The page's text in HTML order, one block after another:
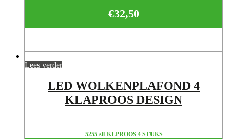
€32,50
Lees verder
LED WOLKENPLAFOND 4
KLAPROOS DESIGN
5255-sll-KLPROOS 4 STUKS